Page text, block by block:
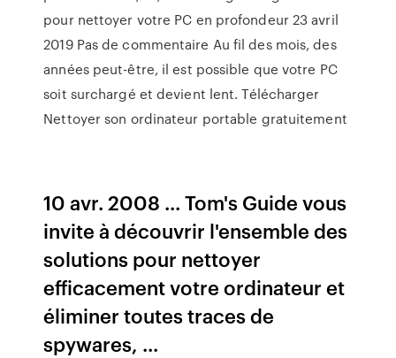
pour nettoyer votre PC en profondeur 23 avril
2019 Pas de commentaire Au fil des mois, des
années peut-être, il est possible que votre PC
soit surchargé et devient lent. Télécharger
Nettoyer son ordinateur portable gratuitement
10 avr. 2008 ... Tom's Guide vous
invite à découvrir l'ensemble des
solutions pour nettoyer
efficacement votre ordinateur et
éliminer toutes traces de
spywares, ...